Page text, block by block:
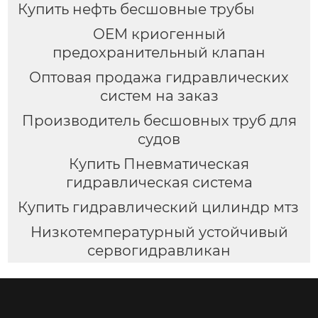
Купить нефть бесшовные трубы
OEM криогенный
предохранительный клапан
Оптовая продажа гидравлических
систем на заказ
Производитель бесшовных труб для
судов
Купить Пневматическая
гидравлическая система
Купить гидравлический цилиндр мтз
Низкотемпературный устойчивый
сервогидравликан